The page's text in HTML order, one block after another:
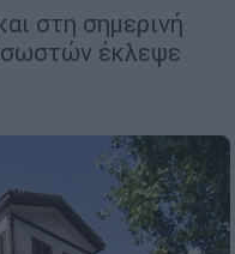
στη σημερινή
έκλεψε